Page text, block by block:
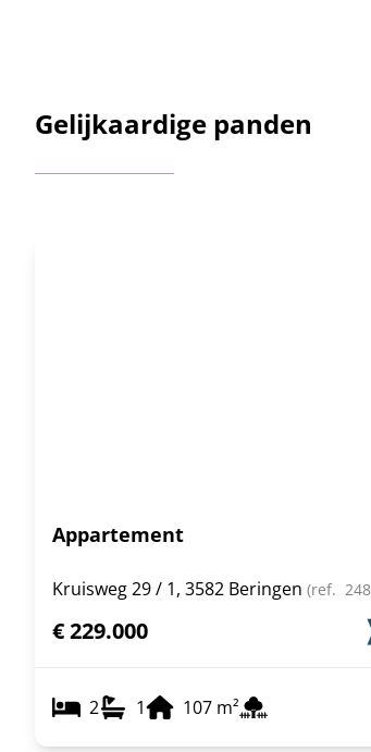
Gelijkaardige panden
Appartement
Kruisweg 29 / 1, 3582 Beringen (ref.
€ 229.000
2 1 107 m²